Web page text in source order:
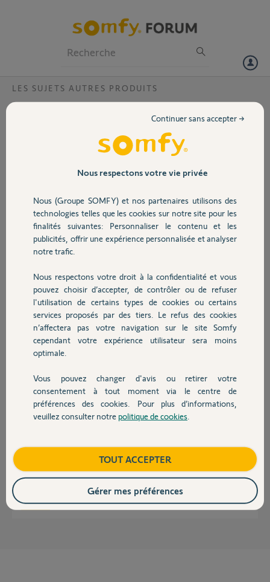
Volet
Sécurité
Domotique
Chauffage
Autres produits
Devis avec un pro
Contact
LES SUJETS AUTRES PRODUITS
Thermostat sans fil v2 bornier récepteur
radio différent de cekui du mode d'emploi
Bonjour,
le bornier du récepteur est différent
de celui du mode d'emploi
il y a plus de 4 ans
Participer au fil de discussion
Réponses
Bonne journée,
il y a plus de 4 ans
Nous respectons votre vie privée
Nous (Groupe SOMFY) et nos partenaires utilisons des
technologies telles que les cookies sur notre site pour les
finalités suivantes: Personnaliser le contenu et les
publicités, offrir une expérience personnalisée et analyser
notre trafic.
Nous respectons votre droit à la confidentialité et vous
pouvez choisir d’accepter, de contrôler ou de refuser
l'utilisation de certains types de cookies ou certains
services proposés par des tiers. Le refus des cookies
n’affectera pas votre navigation sur le site Somfy
cependant votre expérience utilisateur sera moins
optimale.
Vous pouvez changer d'avis ou retirer votre
consentement à tout moment via le centre de
préférences des cookies. Pour plus d’informations,
veuillez consulter notre politique de cookies
Continuer sans accepter →
TOUT ACCEPTER
Gérer mes préférences